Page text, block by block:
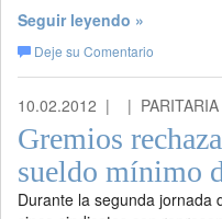
Seguir leyendo »
Deje su Comentario
10.02.2012 | |
Gremios
sueldo mínimo
Durante la segunda jornada